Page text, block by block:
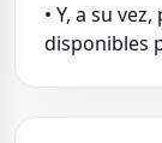
• Y, a su
disponibles